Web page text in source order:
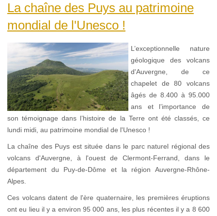
La chaîne des Puys au patrimoine
mondial de l'Unesco !
L’exceptionnelle nature
géologique des volcans
d'Auvergne, de ce
chapelet de 80 volcans
âgés de 8.400 à 95.000
ans et l’importance de
son témoignage dans l’histoire de la Terre ont été classés, ce
lundi midi, au patrimoine mondial de l'Unesco !
La chaîne des Puys est située dans le parc naturel régional des
volcans d'Auvergne, à l'ouest de Clermont-Ferrand, dans le
département du Puy-de-Dôme et la région Auvergne-Rhône-
Alpes.
Ces volcans datent de l'ère quaternaire, les premières éruptions
ont eu lieu il y a environ 95 000 ans, les plus récentes il y a 8 600